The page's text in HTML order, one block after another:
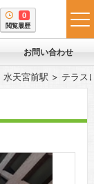
0
閲覧履歴
お問い合わせ
水天宮前駅 テラス